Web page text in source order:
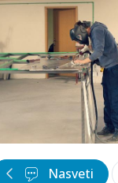
Nasveti